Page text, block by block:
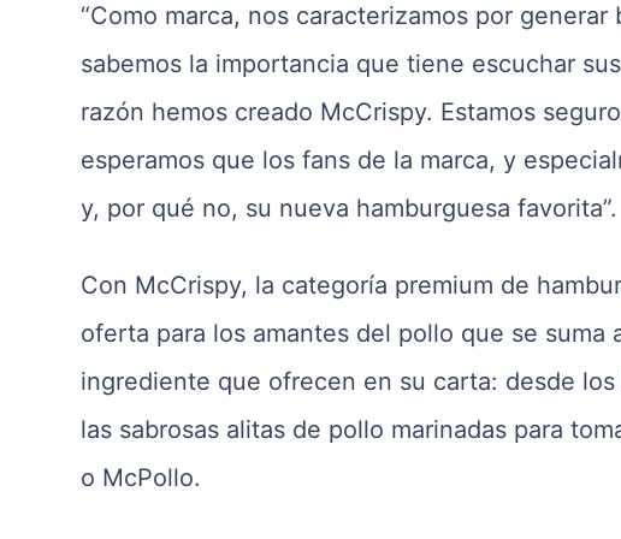
“Como marca, nos caracterizamos por
sabemos la importancia que tiene escuchar
razón hemos creado McCrispy. Estamos
esperamos que los fans de la marca, y
y, por qué no, su nueva hamburguesa favorita”.
Con McCrispy, la categoría premium de
oferta para los amantes del pollo que se
ingrediente que ofrecen en su carta: desde
las sabrosas alitas de pollo marinadas para
o McPollo.